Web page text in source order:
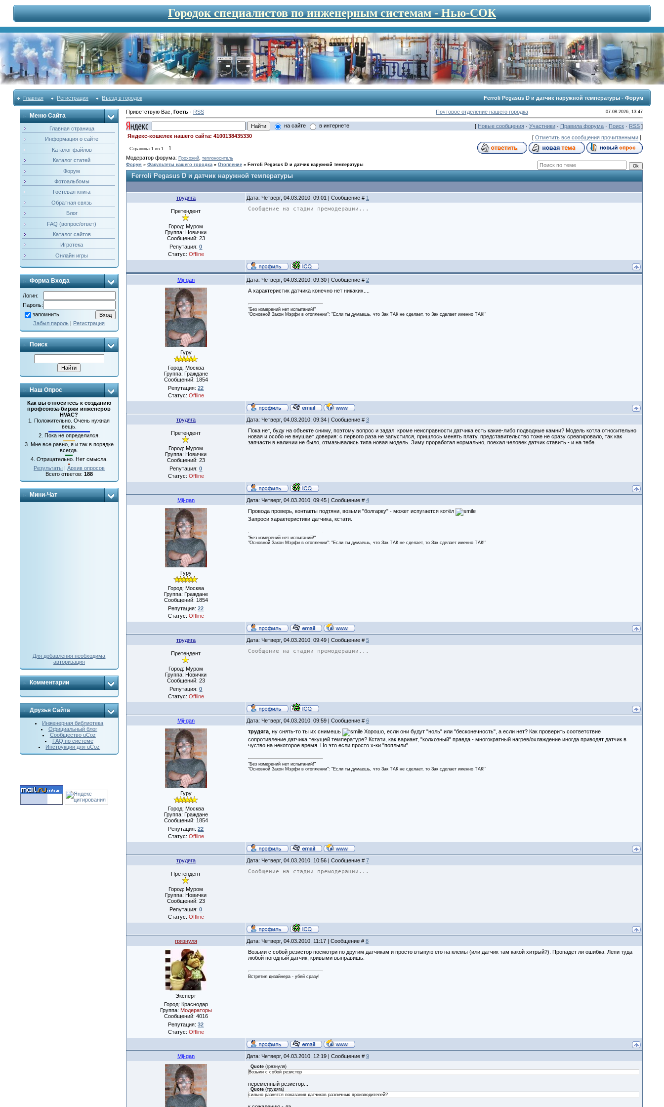
Городок специалистов по инженерным системам - Нью-СОК
Главная Регистрация Въезд в городок Ferroli Pegasus D и датчик наружной температуры - Форум
Меню Сайта
Главная страница
Информация о сайте
Каталог файлов
Каталог статей
Форум
Фотоальбомы
Гостевая книга
Обратная связь
Блог
FAQ (вопрос/ответ)
Каталог сайтов
Игротека
Онлайн игры
Форма Входа
Логин:
Пароль:
запомнить
Забыл пароль | Регистрация
Поиск
Наш Опрос
Как вы относитесь к созданию
профсоюза-биржи инженеров
HVAC?
1.Положительно. Очень нужная
вещь.
2. Пока не определился.
3. Мне все равно, я и так в порядке
всегда.
4. Отрицательно. Нет смысла.
Результаты | Архив опросов
Всего ответов: 188
Мини-Чат
Для добавления необходима
авторизация
Комментарии
Друзья Сайта
Инженерная библиотека
Официальный блог
Сообщество uCoz
FAQ по системе
Инструкции для uCoz
Приветствую Вас Гость· RSS Почтовое отделение нашего городка 07.08.2026, 13:47
на сайте в интернете [ Новые сообщения· Участники· Правила форума· Поиск· RSS]
Яндекс-кошелек нашего сайта: 4100138435330
[ Отметить все сообщения прочитанными]
Страница 1 из 1
1
Модератор форума: Прохожий, теплоноситель
Форум » Факультеты нашего городка » Отопление » Ferroli Pegasus D и датчик наружной температуры
Ferroli Pegasus D и датчик наружной температуры
трудяга Дата: Четверг, 04.03.2010, 09:01 | Сообщение # 1
Претендент
Город: Муром
Группа: Новички
Сообщений: 23
Репутация:0
Статус: Offline
Сообщение на стадии премодерации...
Mij-gan Дата: Четверг, 04.03.2010, 09:30 | Сообщение # 2
Гуру
Город: Москва
Группа: Граждане
Сообщений: 1854
Репутация:22
Статус: Offline
А характеристик датчика конечно нет никаких....
"Без измерений нет испытаний!"
"Основной Закон Мэрфи в отоплении": "Если ты думаешь, что Зак ТАК не сделает, то Зак сделает именно ТАК!"
трудяга Дата: Четверг, 04.03.2010, 09:34 | Сообщение # 3
Претендент
Город: Муром
Группа: Новички
Сообщений: 23
Репутация:0
Статус: Offline
Пока нет, буду на объекте сниму, поэтому вопрос и задал: кроме неисправности датчика есть какие-либо подводные камни? Модель котла относительно
новая и особо не внушает доверия: с первого раза не запустился, пришлось менять плату, представительство тоже не сразу среагировало, так как
запчасти в наличии не было, отмазывались типа новая модель. Зиму проработал нормально, поехал человек датчик ставить - и на тебе.
Mij-gan Дата: Четверг, 04.03.2010, 09:45 | Сообщение # 4
Гуру
Город: Москва
Группа: Граждане
Сообщений: 1854
Репутация:22
Статус: Offline
Провода проверь, контакты подтяни, возьми "болгарку" - может испугается котёл
Запроси характеристики датчика, кстати.
"Без измерений нет испытаний!"
"Основной Закон Мэрфи в отоплении": "Если ты думаешь, что Зак ТАК не сделает, то Зак сделает именно ТАК!"
трудяга Дата: Четверг, 04.03.2010, 09:49 | Сообщение # 5
Претендент
Город: Муром
Группа: Новички
Сообщений: 23
Репутация:0
Статус: Offline
Сообщение на стадии премодерации...
Mij-gan Дата: Четверг, 04.03.2010, 09:59 | Сообщение # 6
Гуру
Город: Москва
Группа: Граждане
Сообщений: 1854
Репутация:22
Статус: Offline
трудяга, ну снять-то ты их снимешь
Хорошо, если они будут "ноль" или "бесконечность", а если нет? Как проверить соответствие
сопротивление датчика текущей температуре? Кстати, как вариант, "колхозный" правда - многократный нагрев/охлаждение иногда приводят датчик в
чуство на некоторое время. Но это если просто х-ки "поплыли".
"Без измерений нет испытаний!"
"Основной Закон Мэрфи в отоплении": "Если ты думаешь, что Зак ТАК не сделает, то Зак сделает именно ТАК!"
трудяга Дата: Четверг, 04.03.2010, 10:56 | Сообщение # 7
Претендент
Город: Муром
Группа: Новички
Сообщений: 23
Репутация:0
Статус: Offline
Сообщение на стадии премодерации...
грязнуля Дата: Четверг, 04.03.2010, 11:17 | Сообщение # 8
Эксперт
Город: Краснодар
Группа: Модераторы
Сообщений: 4016
Репутация:32
Статус: Offline
Возьми с собой резистор посмотри по другим датчикам и просто втыпую его на клемы (или датчик там какой хитрый?). Пропадет ли ошибка. Лепи туда
любой погодный датчик, кривыми выправишь.
Встретил дизайнера - убей сразу!
Mij-gan Дата: Четверг, 04.03.2010, 12:19 | Сообщение # 9
Quote(грязнуля)
Возьми с собой резистор
переменный резистор...
Quote(трудяга)
сильно разнятся показания датчиков различных производителей?